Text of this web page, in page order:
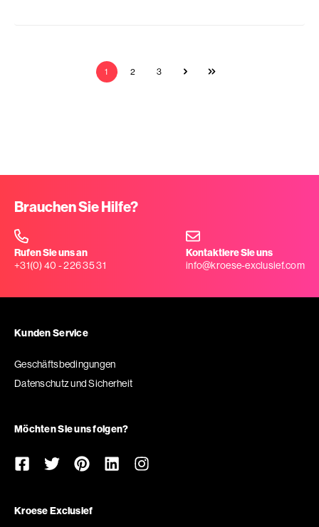
1 2 3
Brauchen Sie Hilfe?
Rufen Sie uns an
+31(0) 40 - 226 35 31
Kontaktiere Sie uns
info@kroese-exclusief.com
Kunden Service
Geschäftsbedingungen
Datenschutz und Sicherheit
Möchten Sie uns folgen?
Kroese Exclusief